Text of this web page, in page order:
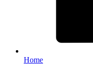
Home